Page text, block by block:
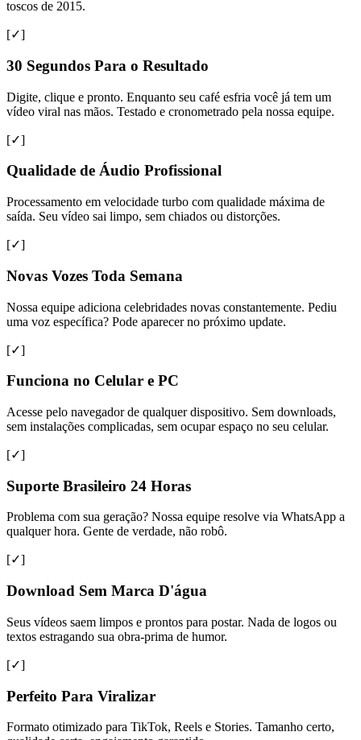
toscos de 2015.
[✓]
30 Segundos Para o Resultado
Digite, clique e pronto. Enquanto seu café esfria você já tem um
vídeo viral nas mãos. Testado e cronometrado pela nossa equipe.
[✓]
Qualidade de Áudio Profissional
Processamento em velocidade turbo com qualidade máxima de
saída. Seu vídeo sai limpo, sem chiados ou distorções.
[✓]
Novas Vozes Toda Semana
Nossa equipe adiciona celebridades novas constantemente. Pediu
uma voz específica? Pode aparecer no próximo update.
[✓]
Funciona no Celular e PC
Acesse pelo navegador de qualquer dispositivo. Sem downloads,
sem instalações complicadas, sem ocupar espaço no seu celular.
[✓]
Suporte Brasileiro 24 Horas
Problema com sua geração? Nossa equipe resolve via WhatsApp a
qualquer hora. Gente de verdade, não robô.
[✓]
Download Sem Marca D'água
Seus vídeos saem limpos e prontos para postar. Nada de logos ou
textos estragando sua obra-prima de humor.
[✓]
Perfeito Para Viralizar
Formato otimizado para TikTok, Reels e Stories. Tamanho certo,